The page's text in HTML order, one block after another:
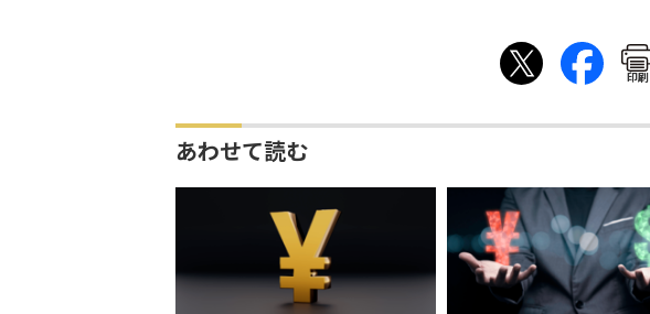
印刷
あわせて読む